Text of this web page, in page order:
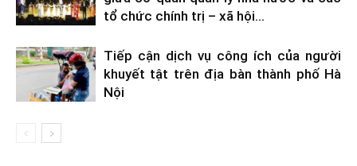
tổ chức chính trị – xã hội...
Tiếp cận dịch vụ công ích của người
khuyết tật trên địa bàn thành phố Hà
Nội